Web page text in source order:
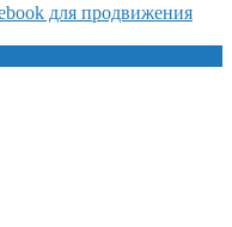
для продвижения